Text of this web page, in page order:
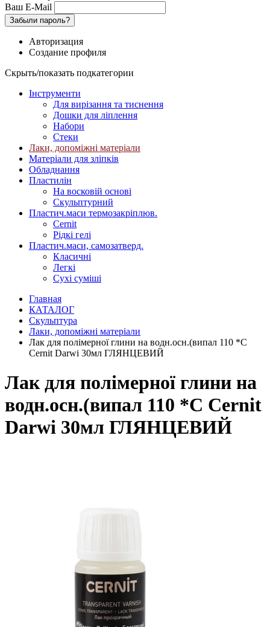
Ваш E-Mail
Забыли пароль?
Авторизация
Создание профиля
Скрыть/показать подкатегории
Інструменти
Для вирізання та тиснення
Дошки для ліплення
Набори
Стеки
Лаки, допоміжні матеріали
Матеріали для зліпків
Обладнання
Пластилін
На восковій основі
Скульптурний
Пластич.маси термозакріплюв.
Cernit
Рідкі гелі
Пластич.маси, самозатверд.
Класичні
Легкі
Сухі суміші
Главная
КАТАЛОГ
Скульптура
Лаки, допоміжні матеріали
Лак для полімерної глини на водн.осн.(випал 110 *С
Cernit Darwi 30мл ГЛЯНЦЕВИЙ
Лак для полімерної глини на
водн.осн.(випал 110 *С Cernit
Darwi 30мл ГЛЯНЦЕВИЙ